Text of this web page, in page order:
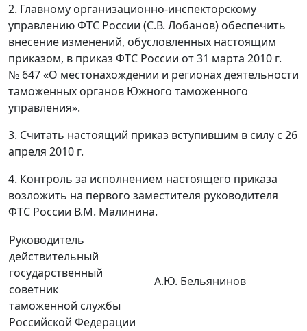
2. Главному организационно-инспекторскому
управлению ФТС России (С.В. Лобанов) обеспечить
внесение изменений, обусловленных настоящим
приказом, в приказ ФТС России от 31 марта 2010 г.
№ 647 «О местонахождении и регионах деятельности
таможенных органов Южного таможенного
управления».
3. Считать настоящий приказ вступившим в силу с 26
апреля 2010 г.
4. Контроль за исполнением настоящего приказа
возложить на первого заместителя руководителя
ФТС России В.М. Малинина.
Руководитель
действительный
государственный
советник
таможенной службы
Российской Федерации
А.Ю. Бельянинов